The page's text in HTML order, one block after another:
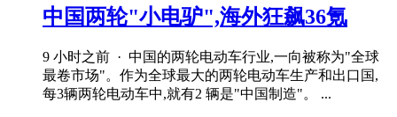
中国两轮"小电驴",海外狂飙36氪
9 小时之前 · 中国的两轮电动车行业,一向被称为"全球
最卷市场"。作为全球最大的两轮电动车生产和出口国,
每3辆两轮电动车中,就有2 辆是"中国制造"。 ...